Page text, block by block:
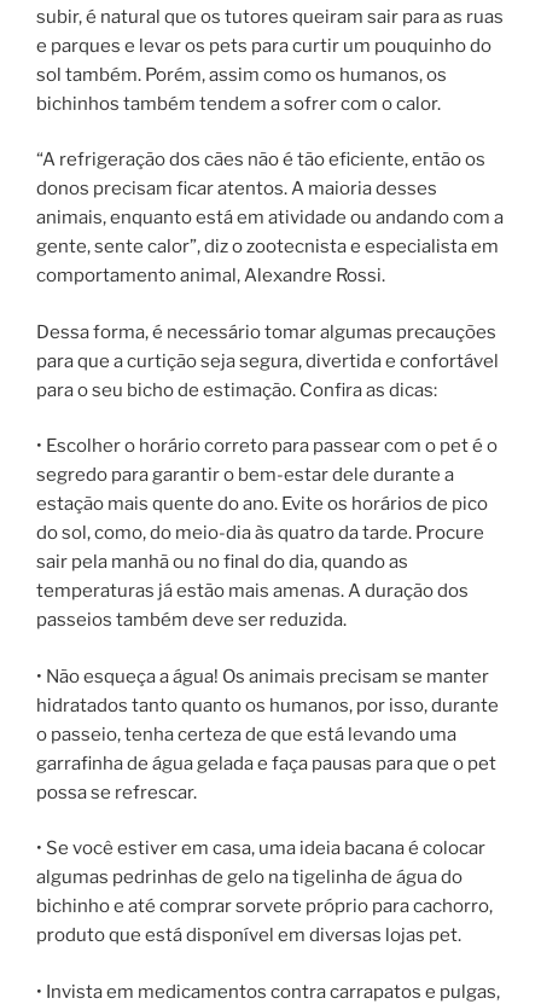
subir, é natural que os tutores queiram sair para as ruas
e parques e levar os pets para curtir um pouquinho do
sol também. Porém, assim como os humanos, os
bichinhos também tendem a sofrer com o calor.
“A refrigeração dos cães não é tão eficiente, então os
donos precisam ficar atentos. A maioria desses
animais, enquanto está em atividade ou andando com a
gente, sente calor”, diz o zootecnista e especialista em
comportamento animal, Alexandre Rossi.
Dessa forma, é necessário tomar algumas precauções
para que a curtição seja segura, divertida e confortável
para o seu bicho de estimação. Confira as dicas:
• Escolher o horário correto para passear com o pet é o
segredo para garantir o bem-estar dele durante a
estação mais quente do ano. Evite os horários de pico
do sol, como, do meio-dia às quatro da tarde. Procure
sair pela manhã ou no final do dia, quando as
temperaturas já estão mais amenas. A duração dos
passeios também deve ser reduzida.
• Não esqueça a água! Os animais precisam se manter
hidratados tanto quanto os humanos, por isso, durante
o passeio, tenha certeza de que está levando uma
garrafinha de água gelada e faça pausas para que o pet
possa se refrescar.
• Se você estiver em casa, uma ideia bacana é colocar
algumas pedrinhas de gelo na tigelinha de água do
bichinho e até comprar sorvete próprio para cachorro,
produto que está disponível em diversas lojas pet.
• Invista em medicamentos contra carrapatos e pulgas,